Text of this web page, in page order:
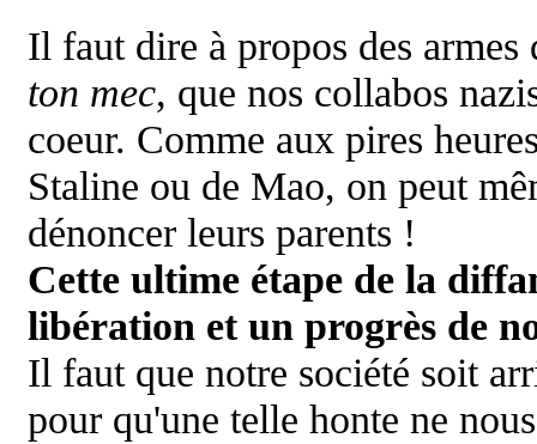
Il faut dire à propos des armes
ton mec, que nos collabos
coeur. Comme aux pires
Staline ou de Mao, on peut
dénoncer leurs parents !
Cette ultime étape de la
libération et un progrès de
Il faut que notre société soit
pour qu'une telle honte ne